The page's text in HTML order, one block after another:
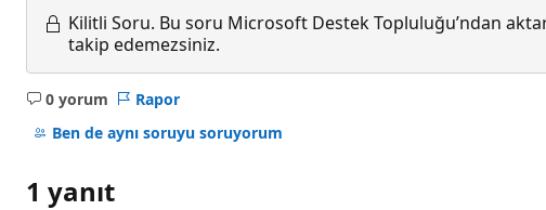
Kilitli Soru. Bu soru Microsoft Destek Topluluğu’ndan
takip edemezsiniz.
0 yorum
Açıklama
yok
Rapor
Ben de aynı soruyu soruyorum
1 yanıt